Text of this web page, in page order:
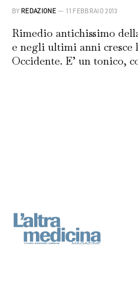
BY REDAZIONE 11 FEBBRAIO 2013
Rimedio antichissimo
e negli ultimi anni cresce
Occidente. E’ un tonico,